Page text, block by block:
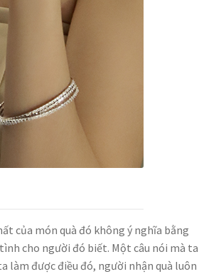
của món quà đó không ý nghĩa bằng
cho người đó biết. Một câu nói mà ta
làm được điều đó, người nhận quà luôn